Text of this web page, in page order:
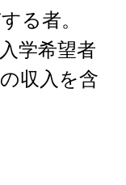
る者。
学希望者
収入を含